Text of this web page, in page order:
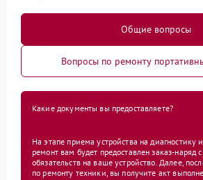
Общие вопросы
Вопросы по ремонту
Какие документы вы предоставляете?
На этапе приема устройства на диагностику
ремонт вам будет предоставлен заказ-наряд
обязательств на ваше устройство. Далее,
по ремонту техники, вы получите акт